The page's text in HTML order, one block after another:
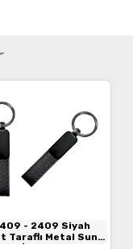
- 2409 Siyah
Taraflı Metal Suni̇